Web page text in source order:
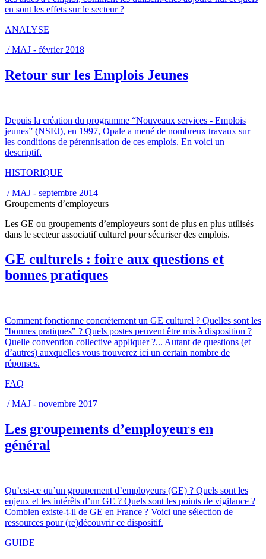
en sont les effets sur le secteur ?
ANALYSE
/ MAJ - février 2018
Retour sur les Emplois Jeunes
Depuis la création du programme “Nouveaux services - Emplois
jeunes” (NSEJ), en 1997, Opale a mené de nombreux travaux sur
les conditions de pérennisation de ces emplois. En voici un
descriptif.
HISTORIQUE
/ MAJ - septembre 2014
Groupements d’employeurs
Les GE ou groupements d’employeurs sont de plus en plus utilisés
dans le secteur associatif culturel pour sécuriser des emplois.
GE culturels : foire aux questions et
bonnes pratiques
Comment fonctionne concrètement un GE culturel ? Quelles sont les
"bonnes pratiques" ? Quels postes peuvent être mis à disposition ?
Quelle convention collective appliquer ?... Autant de questions (et
d’autres) auxquelles vous trouverez ici un certain nombre de
réponses.
FAQ
/ MAJ - novembre 2017
Les groupements d’employeurs en
général
Qu’est-ce qu’un groupement d’employeurs (GE) ? Quels sont les
enjeux et les intérêts d’un GE ? Quels sont les points de vigilance ?
Combien existe-t-il de GE en France ? Voici une sélection de
ressources pour (re)découvrir ce dispositif.
GUIDE